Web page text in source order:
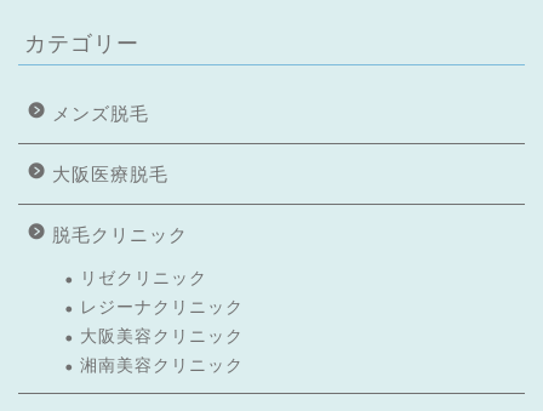
カテゴリー
メンズ脱毛
大阪医療脱毛
脱毛クリニック
リゼクリニック
レジーナクリニック
大阪美容クリニック
湘南美容クリニック